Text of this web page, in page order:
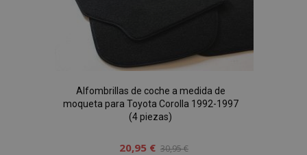
Alfombrillas de coche a medida de
moqueta para Toyota Corolla 1992-1997
(4 piezas)
20,95 € 30,95 €